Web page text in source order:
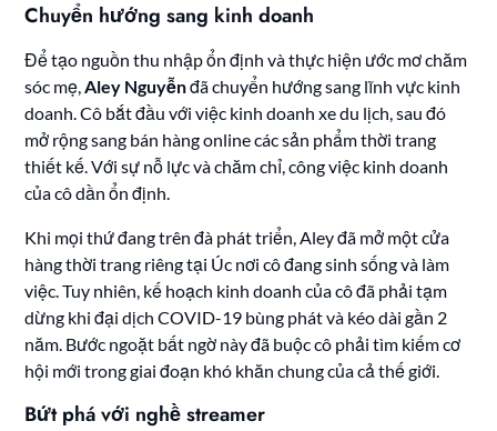
Chuyển hướng sang kinh doanh
Để tạo nguồn thu nhập ổn định và thực hiện ước mơ chăm
sóc mẹ,Aley Nguyễnđã chuyển hướng sang lĩnh vực kinh
doanh. Cô bắt đầu với việc kinh doanh xe du lịch, sau đó
mở rộng sang bán hàng online các sản phẩm thời trang
thiết kế. Với sự nỗ lực và chăm chỉ, công việc kinh doanh
của cô dần ổn định.
Khi mọi thứ đang trên đà phát triển, Aley đã mở một cửa
hàng thời trang riêng tại Úc nơi cô đang sinh sống và làm
việc. Tuy nhiên, kế hoạch kinh doanh của cô đã phải tạm
dừng khi đại dịch COVID-19 bùng phát và kéo dài gần 2
năm. Bước ngoặt bất ngờ này đã buộc cô phải tìm kiếm cơ
hội mới trong giai đoạn khó khăn chung của cả thế giới.
Bứt phá với nghề streamer